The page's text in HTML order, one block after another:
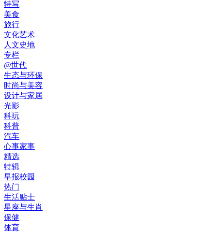
特写
美食
旅行
文化艺术
人文史地
专栏
@世代
生态与环保
时尚与美容
设计与家居
光影
科玩
科普
汽车
心事家事
精选
特辑
早报校园
热门
生活贴士
星座与生肖
保健
体育